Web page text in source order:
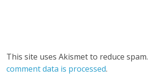
This site uses Akismet to reduce spam.
comment data is processed.